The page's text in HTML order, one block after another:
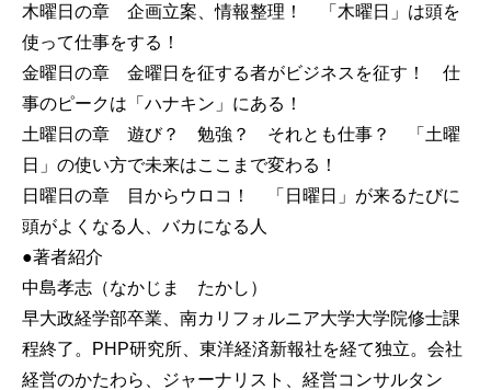
木曜日の章 企画立案、情報整理！ 「木曜日」は頭を
使って仕事をする！
金曜日の章 金曜日を征する者がビジネスを征す！ 仕
事のピークは「ハナキン」にある！
土曜日の章 遊び？ 勉強？ それとも仕事？ 「土曜
日」の使い方で未来はここまで変わる！
日曜日の章 目からウロコ！ 「日曜日」が来るたびに
頭がよくなる人、バカになる人
●著者紹介
中島孝志（なかじま たかし）
早大政経学部卒業、南カリフォルニア大学大学院修士課
程終了。PHP研究所、東洋経済新報社を経て独立。会社
経営のかたわら、ジャーナリスト、経営コンサルタン